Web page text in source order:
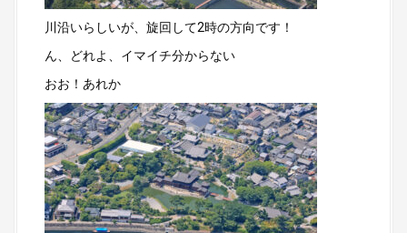
川沿いらしいが、旋回して2時の方向です！
ん、どれよ、イマイチ分からない
おお！あれか